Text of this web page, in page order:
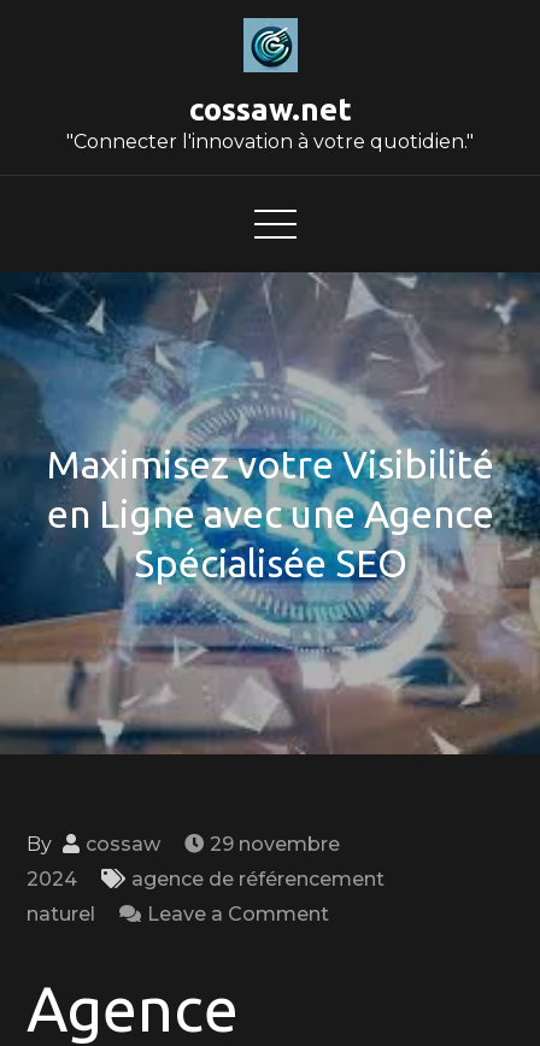
cossaw.net
"Connecter l'innovation à votre quotidien."
Maximisez votre Visibilité
en Ligne avec une Agence
Spécialisée SEO
By cossaw
29 novembre
2024
agence de référencement
naturel
Leave a Comment
Agence